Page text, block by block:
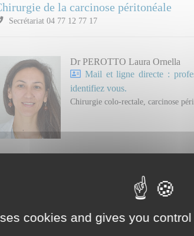
de la carcinose péritonéale
Secrétariat 04 77 12 77 17
Dr PEROTTO Laura Ornella
Mail et ligne directe :
identifiez vous.
Chirurgie colo-rectale, carcinose
Chirurgie hépato-biliaire et pancréatique
cookies and gives you